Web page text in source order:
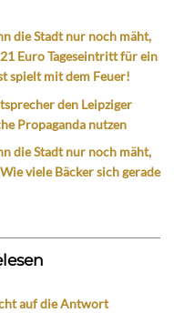
die Stadt nur noch mäht,
21 Euro Tageseintritt für ein
spielt mit dem Feuer!
den Leipziger
Propaganda nutzen
die Stadt nur noch mäht,
Wie viele Bäcker sich gerade
auf die Antwort